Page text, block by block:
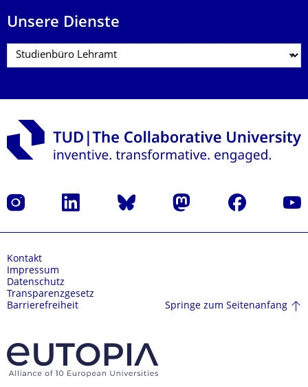
Unsere Dienste
Instagram LinkedIn Bluesky Mastodon Facebook
Kontakt
Impressum
Datenschutz
Transparenzgesetz
Barrierefreiheit
Springe zum Seitenanfang